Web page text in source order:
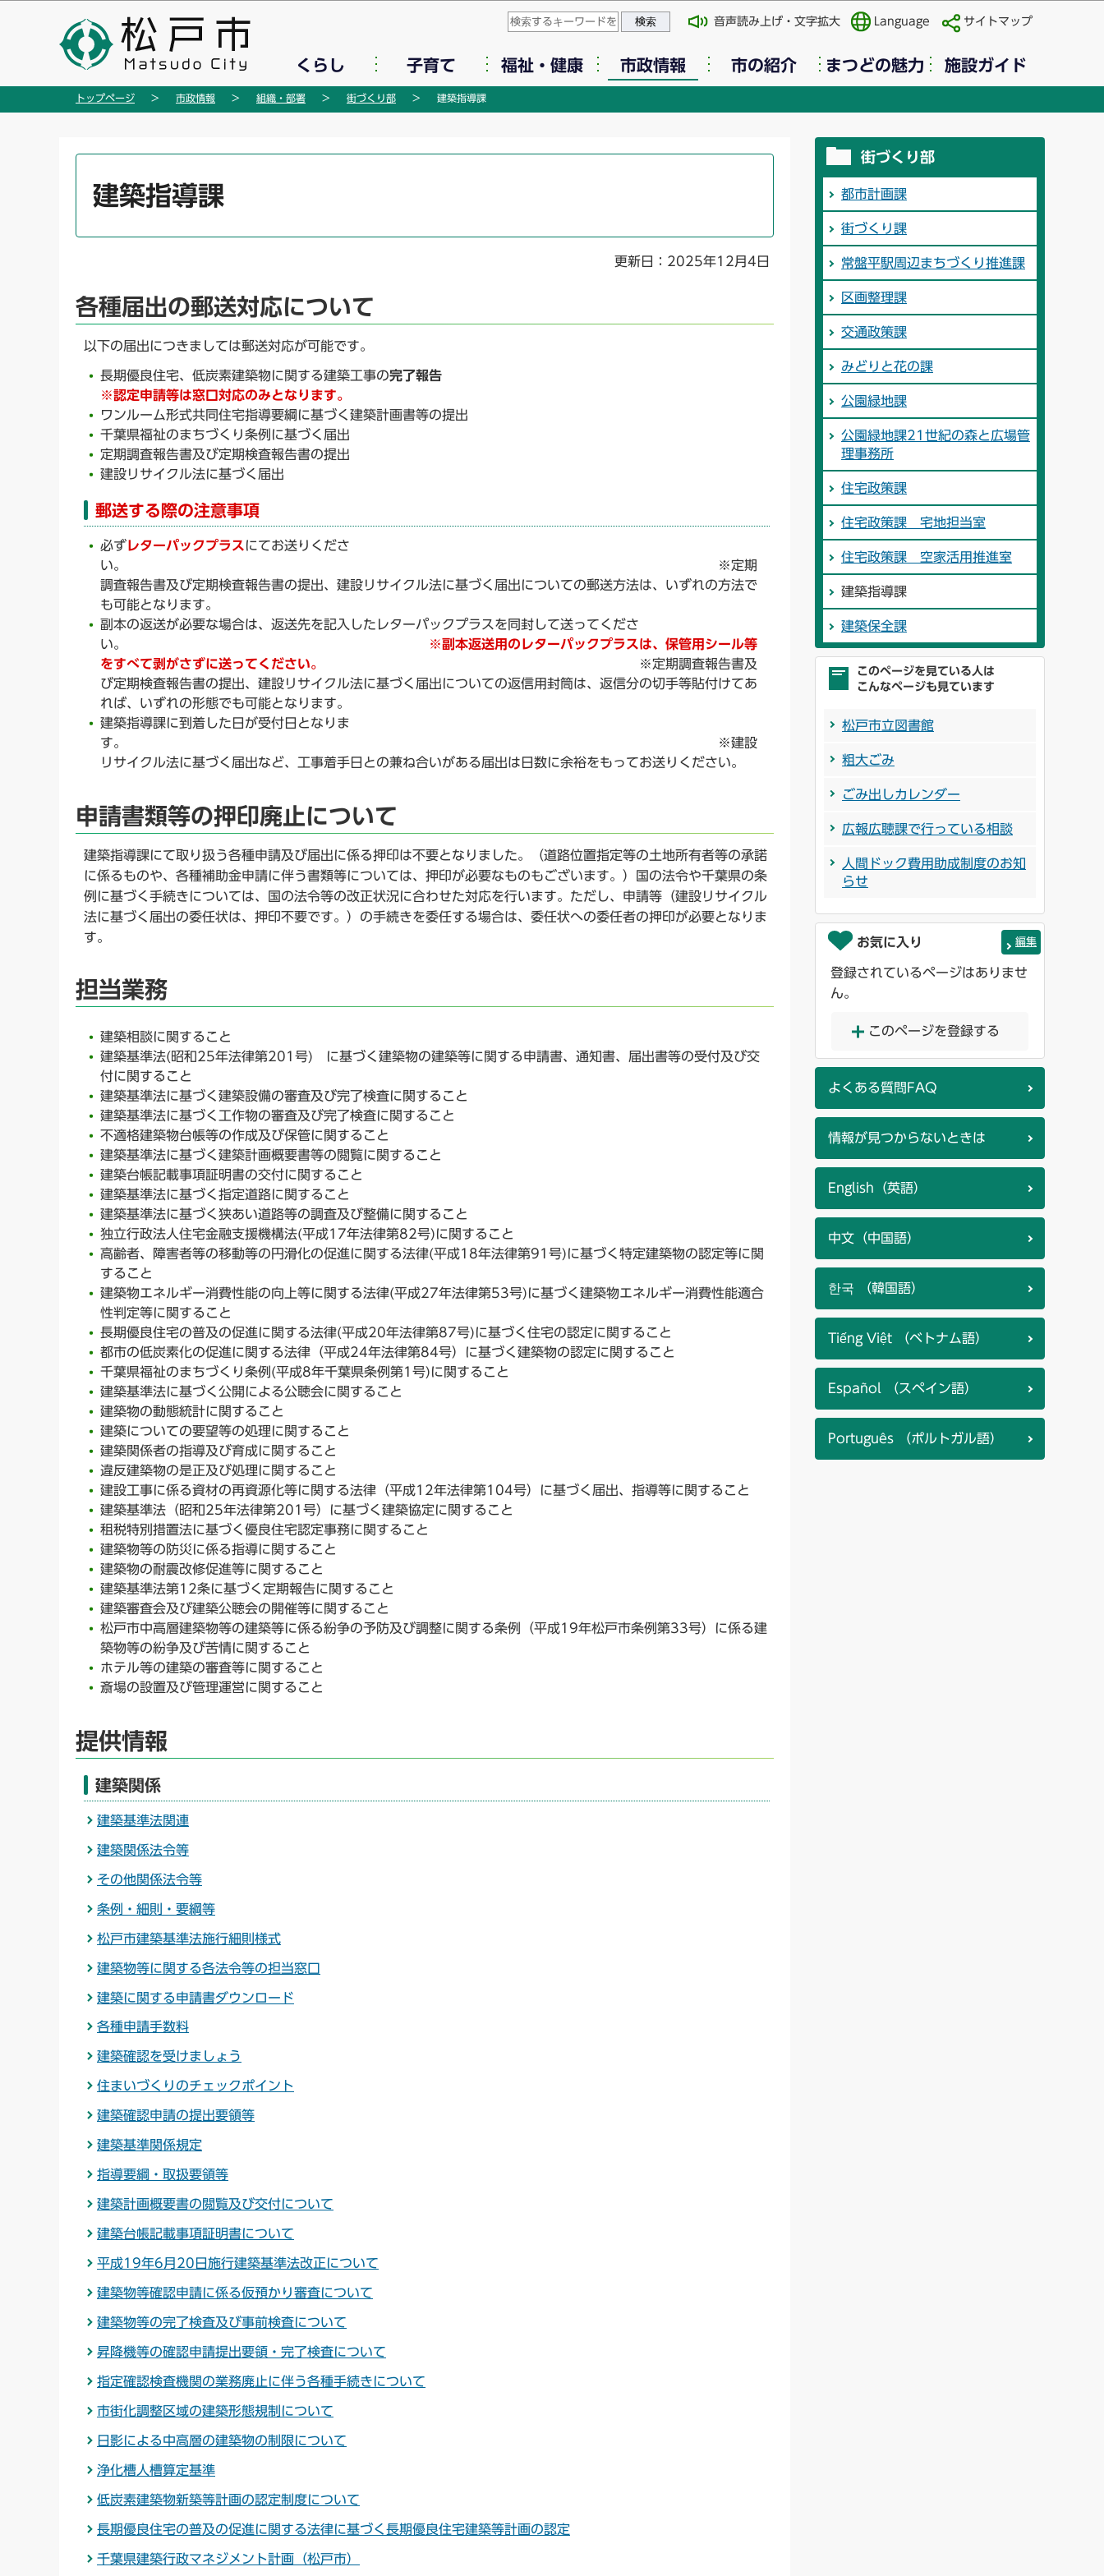
の
このページの本文へ移動
音声読み上げ・文字拡大 Language サイトマップ
くらし 子育て 福祉・健康 市政情報 市の紹介 まつどの魅力 施設ガイド
トップページ 市政情報 組織・部署 街づくり部 建築指導課
建築指導課
更新日：2025年12月4日
各種届出の郵送対応について
以下の届出につきましては郵送対応が可能です。
長期優良住宅、低炭素建築物に関する建築工事の完了報告
※認定申請等は窓口対応のみとなります。
ワンルーム形式共同住宅指導要綱に基づく建築計画書等の提出
千葉県福祉のまちづくり条例に基づく届出
定期調査報告書及び定期検査報告書の提出
建設リサイクル法に基づく届出
郵送する際の注意事項
必ず レターパックプラスにてお送りくださ
い。 ※定期
調査報告書及び定期検査報告書の提出、建設リサイクル法に基づく届出についての郵送方法は、いずれの方法で
も可能となります。
副本の返送が必要な場合は、返送先を記入したレターパックプラスを同封して送ってくださ
い。
※副本返送用のレターパックプラスは、保管用シール等
をすべて剥がさずに送ってください。
※定期調査報告書及
び定期検査報告書の提出、建設リサイクル法に基づく届出についての返信用封筒は、返信分の切手等貼付けてあ
れば、いずれの形態でも可能となります。
建築指導課に到着した日が受付日となりま
す。 ※建設
リサイクル法に基づく届出など、工事着手日との兼ね合いがある届出は日数に余裕をもってお送りください。
申請書類等の押印廃止について
建築指導課にて取り扱う各種申請及び届出に係る押印は不要となりました。（道路位置指定等の土地所有者等の承諾
に係るものや、各種補助金申請に伴う書類等については、押印が必要なものもございます。）国の法令や千葉県の条
例に基づく手続きについては、国の法令等の改正状況に合わせた対応を行います。ただし、申請等（建設リサイクル
法に基づく届出の委任状は、押印不要です。）の手続きを委任する場合は、委任状への委任者の押印が必要となりま
す。
担当業務
建築相談に関すること
建築基準法(昭和25年法律第201号) に基づく建築物の建築等に関する申請書、通知書、届出書等の受付及び交
付に関すること
建築基準法に基づく建築設備の審査及び完了検査に関すること
建築基準法に基づく工作物の審査及び完了検査に関すること
不適格建築物台帳等の作成及び保管に関すること
建築基準法に基づく建築計画概要書等の閲覧に関すること
建築台帳記載事項証明書の交付に関すること
建築基準法に基づく指定道路に関すること
建築基準法に基づく狭あい道路等の調査及び整備に関すること
独立行政法人住宅金融支援機構法(平成17年法律第82号)に関すること
高齢者、障害者等の移動等の円滑化の促進に関する法律(平成18年法律第91号)に基づく特定建築物の認定等に関
すること
建築物エネルギー消費性能の向上等に関する法律(平成27年法律第53号)に基づく建築物エネルギー消費性能適合
性判定等に関すること
長期優良住宅の普及の促進に関する法律(平成20年法律第87号)に基づく住宅の認定に関すること
都市の低炭素化の促進に関する法律（平成24年法律第84号）に基づく建築物の認定に関すること
千葉県福祉のまちづくり条例(平成8年千葉県条例第1号)に関すること
建築基準法に基づく公開による公聴会に関すること
建築物の動態統計に関すること
建築についての要望等の処理に関すること
建築関係者の指導及び育成に関すること
違反建築物の是正及び処理に関すること
建設工事に係る資材の再資源化等に関する法律（平成12年法律第104号）に基づく届出、指導等に関すること
建築基準法（昭和25年法律第201号）に基づく建築協定に関すること
租税特別措置法に基づく優良住宅認定事務に関すること
建築物等の防災に係る指導に関すること
建築物の耐震改修促進等に関すること
建築基準法第12条に基づく定期報告に関すること
建築審査会及び建築公聴会の開催等に関すること
松戸市中高層建築物等の建築等に係る紛争の予防及び調整に関する条例（平成19年松戸市条例第33号）に係る建
築物等の紛争及び苦情に関すること
ホテル等の建築の審査等に関すること
斎場の設置及び管理運営に関すること
提供情報
建築関係
建築基準法関連
建築関係法令等
その他関係法令等
条例・細則・要綱等
松戸市建築基準法施行細則様式
建築物等に関する各法令等の担当窓口
建築に関する申請書ダウンロード
各種申請手数料
建築確認を受けましょう
住まいづくりのチェックポイント
建築確認申請の提出要領等
建築基準関係規定
指導要綱・取扱要領等
建築計画概要書の閲覧及び交付について
建築台帳記載事項証明書について
平成19年6月20日施行建築基準法改正について
建築物等確認申請に係る仮預かり審査について
建築物等の完了検査及び事前検査について
昇降機等の確認申請提出要領・完了検査について
指定確認検査機関の業務廃止に伴う各種手続きについて
市街化調整区域の建築形態規制について
日影による中高層の建築物の制限について
浄化槽人槽算定基準
低炭素建築物新築等計画の認定制度について
長期優良住宅の普及の促進に関する法律に基づく長期優良住宅建築等計画の認定
千葉県建築行政マネジメント計画（松戸市）
街づくり部
都市計画課
街づくり課
常盤平駅周辺まちづくり推進課
区画整理課
交通政策課
みどりと花の課
公園緑地課
公園緑地課21世紀の森と広場管
理事務所
住宅政策課
住宅政策課 宅地担当室
住宅政策課 空家活用推進室
建築指導課
建築保全課
このページを見ている人は
こんなページも見ています
松戸市立図書館
粗大ごみ
ごみ出しカレンダー
広報広聴課で行っている相談
人間ドック費用助成制度のお知
らせ
お気に入り 編集
登録されているページはありませ
ん。
このページを登録する
よくある質問FAQ
情報が見つからないときは
English（英語）
中文（中国語）
한국 （韓国語）
Tiếng Việt （ベトナム語）
Español （スペイン語）
Português （ポルトガル語）